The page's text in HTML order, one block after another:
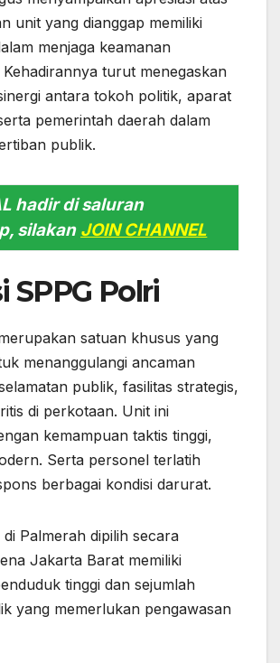
unit yang dianggap memiliki
menjaga keamanan
turut menegaskan
antara tokoh politik, aparat
pemerintah daerah dalam
publik.
hadir di saluran
silakan JOIN CHANNEL
SPPG Polri
satuan khusus yang
menanggulangi ancaman
publik, fasilitas strategis,
di perkotaan. Unit ini
kemampuan taktis tinggi,
Serta personel terlatih
berbagai kondisi darurat.
di Palmerah dipilih secara
Jakarta Barat memiliki
tinggi dan sejumlah
yang memerlukan pengawasan